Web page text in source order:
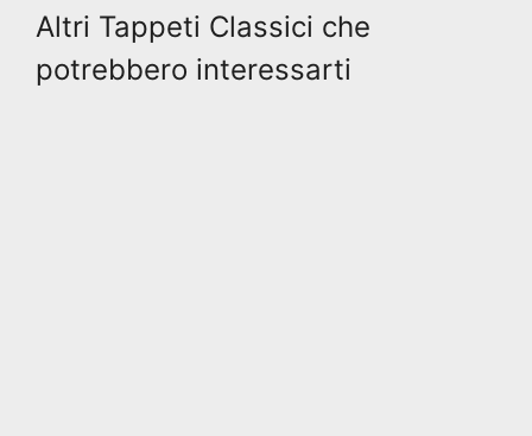
Altri Tappeti Classici che
potrebbero interessarti